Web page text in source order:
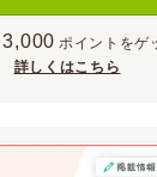
3,000 ポイント をゲ
詳しくはこちら